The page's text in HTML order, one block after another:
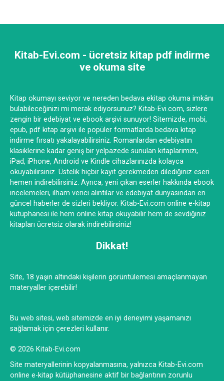
Kitab-Evi.com - ücretsiz kitap pdf indirme
ve okuma site
Kitap okumayı seviyor ve nereden bedava ekitap okuma imkânı
bulabileceğinizi mi merak ediyorsunuz? Kitab-Evi.com, sizlere
zengin bir edebiyat ve ebook arşivi sunuyor! Sitemizde, mobi,
epub, pdf kitap arşivi ile popüler formatlarda bedava kitap
indirme fırsatı yakalayabilirsiniz. Romanlardan edebiyatın
klasiklerine kadar geniş bir yelpazede sunulan kitaplarımızı,
iPad, iPhone, Android ve Kindle cihazlarınızda kolayca
okuyabilirsiniz. Üstelik hiçbir kayıt gerekmeden dilediğiniz eseri
hemen indirebilirsiniz. Ayrıca, yeni çıkan eserler hakkında ebook
incelemeleri, ilham verici alıntılar ve edebiyat dünyasından en
güncel haberler de sizleri bekliyor. Kitab-Evi.com online e-kitap
kütüphanesi ile hem online kitap okuyabilir hem de sevdiğiniz
kitapları ücretsiz olarak indirebilirsiniz!
Dikkat!
Site, 18 yaşın altındaki kişilerin görüntülemesi amaçlanmayan
materyaller içerebilir!
Bu web sitesi, web sitemizde en iyi deneyimi yaşamanızı
sağlamak için çerezleri kullanır.
© 2026 Kitab-Evi.com
Site materyallerinin kopyalanmasına, yalnızca Kitab-Evi.com
online e-kitap kütüphanesine aktif bir bağlantının zorunlu